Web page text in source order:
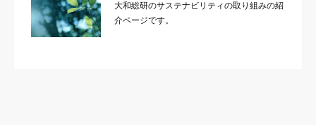
大和総研のサステナビリティの取り組みの紹
介ページです。